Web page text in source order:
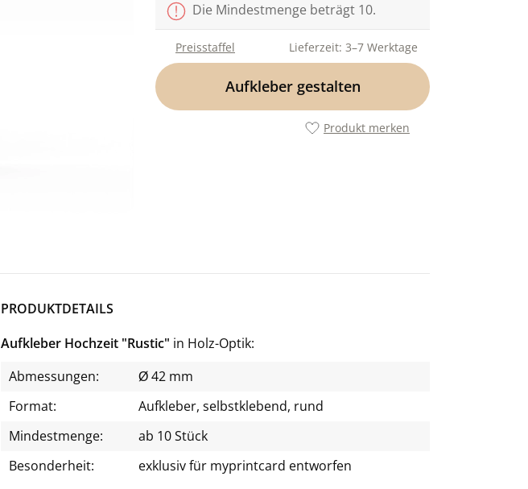
Die Mindestmenge beträgt 10.
Lieferzeit: 3–7 Werktage
Preisstaffel
Aufkleber gestalten
Produkt merken
PRODUKTDETAILS
Aufkleber Hochzeit "Rustic" in Holz-Optik
Abmessungen:
Ø 42 mm
Format:
Aufkleber, selbstklebend, rund
Mindestmenge:
ab 10 Stück
Besonderheit:
exklusiv für myprintcard entworfen